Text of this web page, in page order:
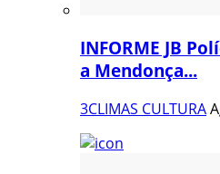
INFORME JB
a Mendonça...
3CLIMAS CULTURA